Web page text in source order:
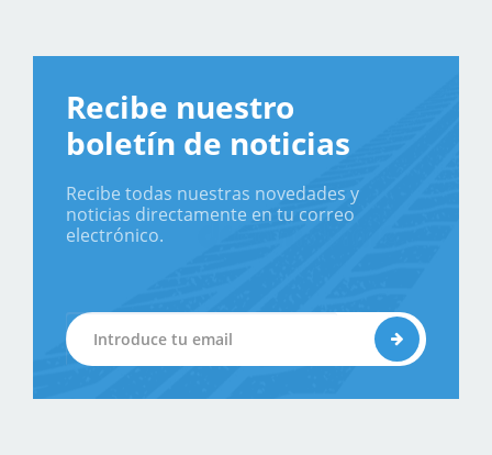
Recibe nuestro
boletín de noticias
Recibe todas nuestras novedades y
noticias directamente en tu correo
electrónico.